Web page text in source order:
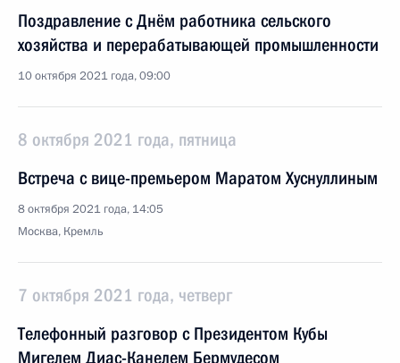
Поздравление с Днём работника сельского
хозяйства и перерабатывающей промышленности
10 октября 2021 года, 09:00
8 октября 2021 года, пятница
Встреча с вице-премьером Маратом Хуснуллиным
8 октября 2021 года, 14:05
Москва, Кремль
7 октября 2021 года, четверг
Телефонный разговор с Президентом Кубы
Мигелем Диас-Канелем Бермудесом